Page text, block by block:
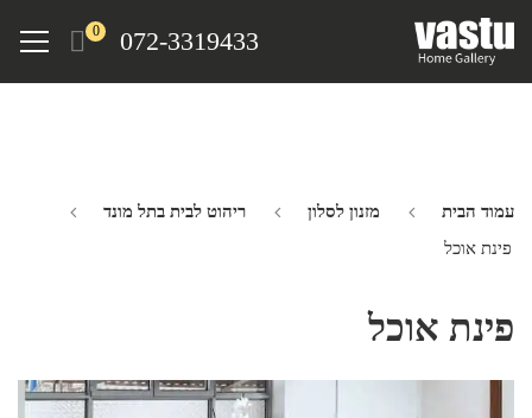
072-3319433
0
Menu
עמוד הבית מזנון לסלון
ריהוט לבית בתל מונד
פינת אוכל
פינת אוכל